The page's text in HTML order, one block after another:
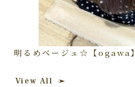
明るめベージュ☆【ogawa】
View All